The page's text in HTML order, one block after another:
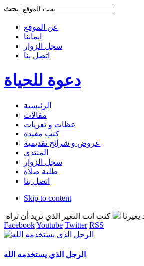
عن الموقع
ايماننا
سجل الزوار
اتصل بنا
دعوة للحياة
الرئيسية
مقالات
عظات و تعزيات
كتب مفيدة
عروض و شرائح تقديمية
المنتدى
سجل الزوار
طلبة صلاة
اتصل بنا
Skip to content
كنت انت التغير الذي تريد أن تراه بالعالم
FacebookYoutube Twitter RSS
الرجل الذي يستخدمه الله